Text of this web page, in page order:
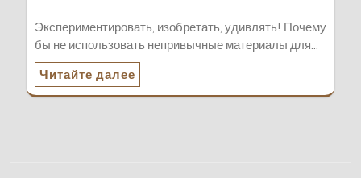
Экспериментировать, изобретать, удивлять! Почему
бы не использовать непривычные материалы для…
Читайте далее